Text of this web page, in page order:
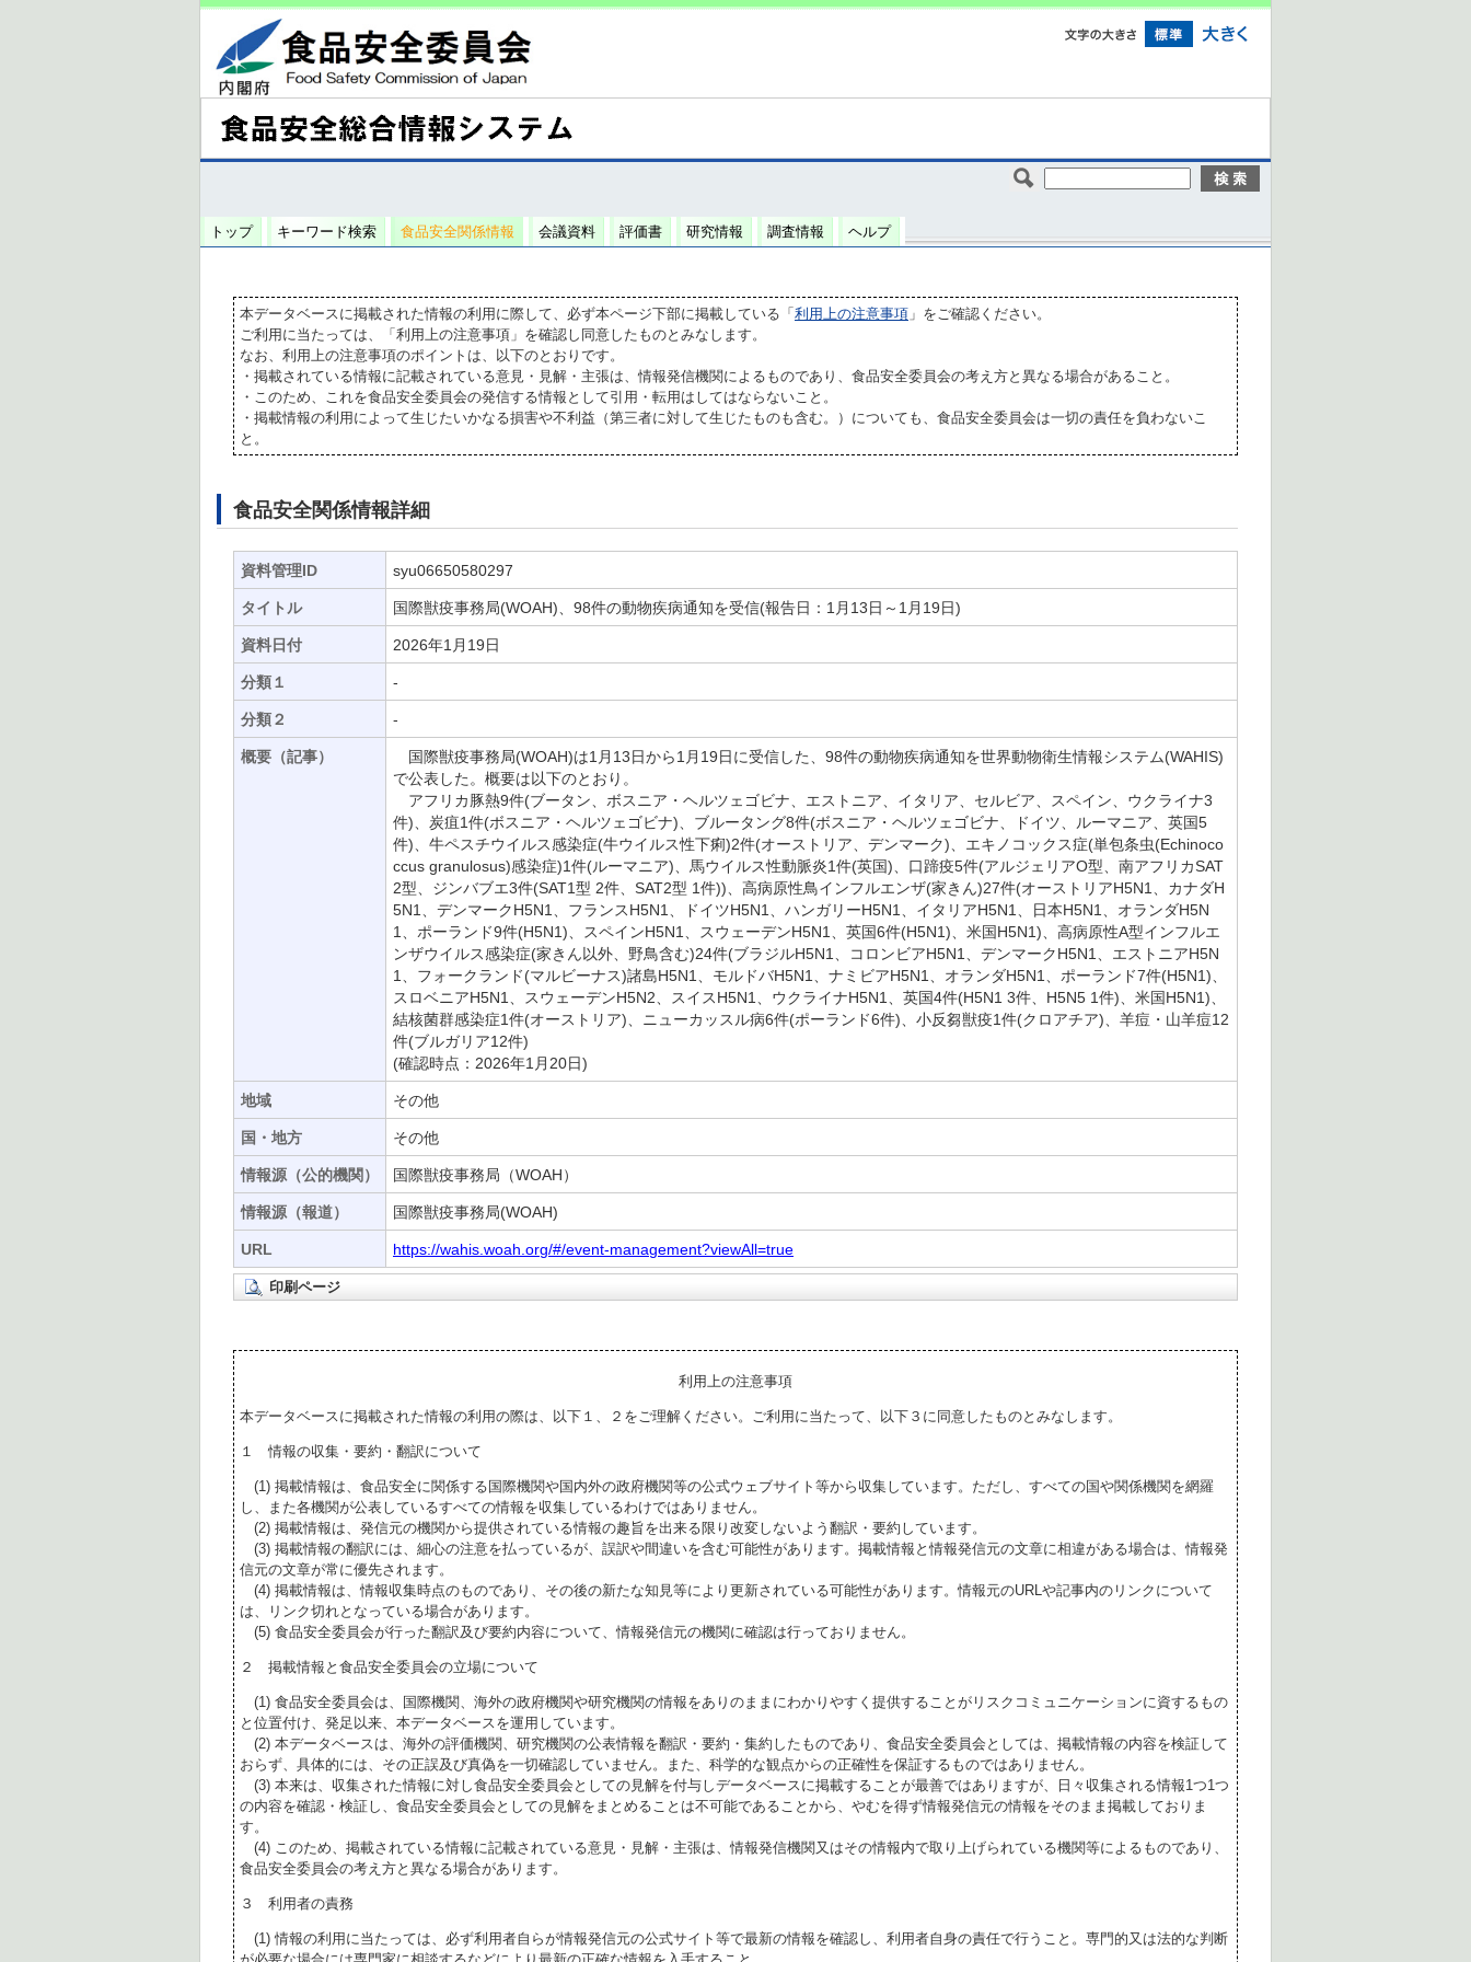
トップ キーワード検索 食品安全関係情報 会議資料 評価書 研究情報 調査情報 ヘルプ
本データベースに掲載された情報の利用に際して、必ず本ページ下部に掲載している「 利用上の注意事項 」をご確認ください。
ご利用に当たっては、「利用上の注意事項」を確認し同意したものとみなします。
なお、利用上の注意事項のポイントは、以下のとおりです。
・掲載されている情報に記載されている意見・見解・主張は、情報発信機関によるものであり、食品安全委員会の考え方と異なる場合があること。
・このため、これを食品安全委員会の発信する情報として引用・転用はしてはならないこと。
・掲載情報の利用によって生じたいかなる損害や不利益（第三者に対して生じたものも含む。）についても、食品安全委員会は一切の責任を負わないこ
と。
食品安全関係情報詳細
資料管理ID syu06650580297
タイトル 国際獣疫事務局(WOAH)、98件の動物疾病通知を受信(報告日：1月13日～1月19日)
資料日付 2026年1月19日
分類１ -
分類２ -
概要（記事）
国際獣疫事務局(WOAH)は1月13日から1月19日に受信した、98件の動物疾病通知を世界動物衛生情報システム(WAHIS)
で公表した。概要は以下のとおり。
アフリカ豚熱9件(ブータン、ボスニア・ヘルツェゴビナ、エストニア、イタリア、セルビア、スペイン、ウクライナ3
件)、炭疽1件(ボスニア・ヘルツェゴビナ)、ブルータング8件(ボスニア・ヘルツェゴビナ、ドイツ、ルーマニア、英国5
件)、牛ペスチウイルス感染症(牛ウイルス性下痢)2件(オーストリア、デンマーク)、エキノコックス症(単包条虫(Echinoco
ccus granulosus)感染症)1件(ルーマニア)、馬ウイルス性動脈炎1件(英国)、口蹄疫5件(アルジェリアO型、南アフリカSAT
2型、ジンバブエ3件(SAT1型 2件、SAT2型 1件))、高病原性鳥インフルエンザ(家きん)27件(オーストリアH5N1、カナダH
5N1、デンマークH5N1、フランスH5N1、ドイツH5N1、ハンガリーH5N1、イタリアH5N1、日本H5N1、オランダH5N
1、ポーランド9件(H5N1)、スペインH5N1、スウェーデンH5N1、英国6件(H5N1)、米国H5N1)、高病原性A型インフルエ
ンザウイルス感染症(家きん以外、野鳥含む)24件(ブラジルH5N1、コロンビアH5N1、デンマークH5N1、エストニアH5N
1、フォークランド(マルビーナス)諸島H5N1、モルドバH5N1、ナミビアH5N1、オランダH5N1、ポーランド7件(H5N1)、
スロベニアH5N1、スウェーデンH5N2、スイスH5N1、ウクライナH5N1、英国4件(H5N1 3件、H5N5 1件)、米国H5N1)、
結核菌群感染症1件(オーストリア)、ニューカッスル病6件(ポーランド6件)、小反芻獣疫1件(クロアチア)、羊痘・山羊痘12
件(ブルガリア12件)
(確認時点：2026年1月20日)
地域 その他
国・地方 その他
情報源（公的機関） 国際獣疫事務局（WOAH）
情報源（報道） 国際獣疫事務局(WOAH)
URL https://wahis.woah.org/#/event-management?viewAll=true
印刷ページ
利用上の注意事項
本データベースに掲載された情報の利用の際は、以下１、２をご理解ください。ご利用に当たって、以下３に同意したものとみなします。
１ 情報の収集・要約・翻訳について
(1) 掲載情報は、食品安全に関係する国際機関や国内外の政府機関等の公式ウェブサイト等から収集しています。ただし、すべての国や関係機関を網羅
し、また各機関が公表しているすべての情報を収集しているわけではありません。
(2) 掲載情報は、発信元の機関から提供されている情報の趣旨を出来る限り改変しないよう翻訳・要約しています。
(3) 掲載情報の翻訳には、細心の注意を払っているが、誤訳や間違いを含む可能性があります。掲載情報と情報発信元の文章に相違がある場合は、情報発
信元の文章が常に優先されます。
(4) 掲載情報は、情報収集時点のものであり、その後の新たな知見等により更新されている可能性があります。情報元のURLや記事内のリンクについて
は、リンク切れとなっている場合があります。
(5) 食品安全委員会が行った翻訳及び要約内容について、情報発信元の機関に確認は行っておりません。
２ 掲載情報と食品安全委員会の立場について
(1) 食品安全委員会は、国際機関、海外の政府機関や研究機関の情報をありのままにわかりやすく提供することがリスクコミュニケーションに資するもの
と位置付け、発足以来、本データベースを運用しています。
(2) 本データベースは、海外の評価機関、研究機関の公表情報を翻訳・要約・集約したものであり、食品安全委員会としては、掲載情報の内容を検証して
おらず、具体的には、その正誤及び真偽を一切確認していません。また、科学的な観点からの正確性を保証するものではありません。
(3) 本来は、収集された情報に対し食品安全委員会としての見解を付与しデータベースに掲載することが最善ではありますが、日々収集される情報1つ1つ
の内容を確認・検証し、食品安全委員会としての見解をまとめることは不可能であることから、やむを得ず情報発信元の情報をそのまま掲載しておりま
す。
(4) このため、掲載されている情報に記載されている意見・見解・主張は、情報発信機関又はその情報内で取り上げられている機関等によるものであり、
食品安全委員会の考え方と異なる場合があります。
３ 利用者の責務
(1) 情報の利用に当たっては、必ず利用者自らが情報発信元の公式サイト等で最新の情報を確認し、利用者自身の責任で行うこと。専門的又は法的な判断